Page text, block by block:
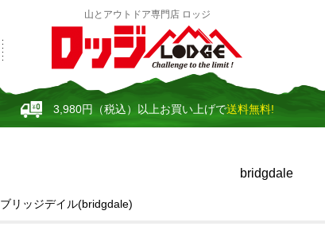
山とアウトドア専門店 ロッジ
3,980円（税込）以上お買い上げで送料無料!
bridgdale
ブリッジデイル(bridgdale)